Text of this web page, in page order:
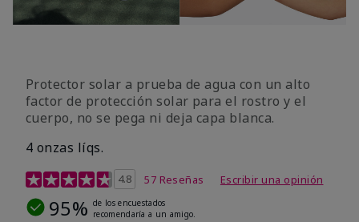
Protector solar a prueba de agua con un alto
factor de protección solar para el rostro y el
cuerpo, no se pega ni deja capa blanca.
4 onzas líqs.
Calificación de clientes de 4,2 de 5
4.8 57 Reseñas Escribir una opinión
95% de los encuestados
recomendaría a un amigo.